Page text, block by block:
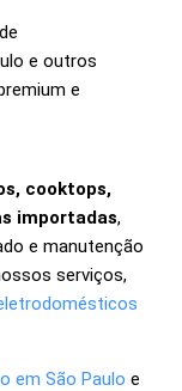
e outros
e
cooktops,
importadas,
e manutenção
serviços,
em São Paulo e